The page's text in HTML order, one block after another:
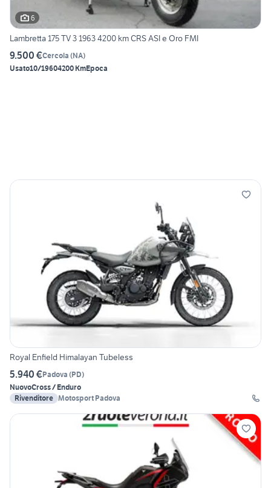
6
Lambretta 175 TV 3 1963 4200 km CRS ASI e Oro FMI
9.500 €Cercola (NA)
Usato10/19604200 KmEpoca
Royal Enfield Himalayan Tubeless
5.940 €Padova (PD)
NuovoCross / Enduro
Rivenditore Motosport Padova